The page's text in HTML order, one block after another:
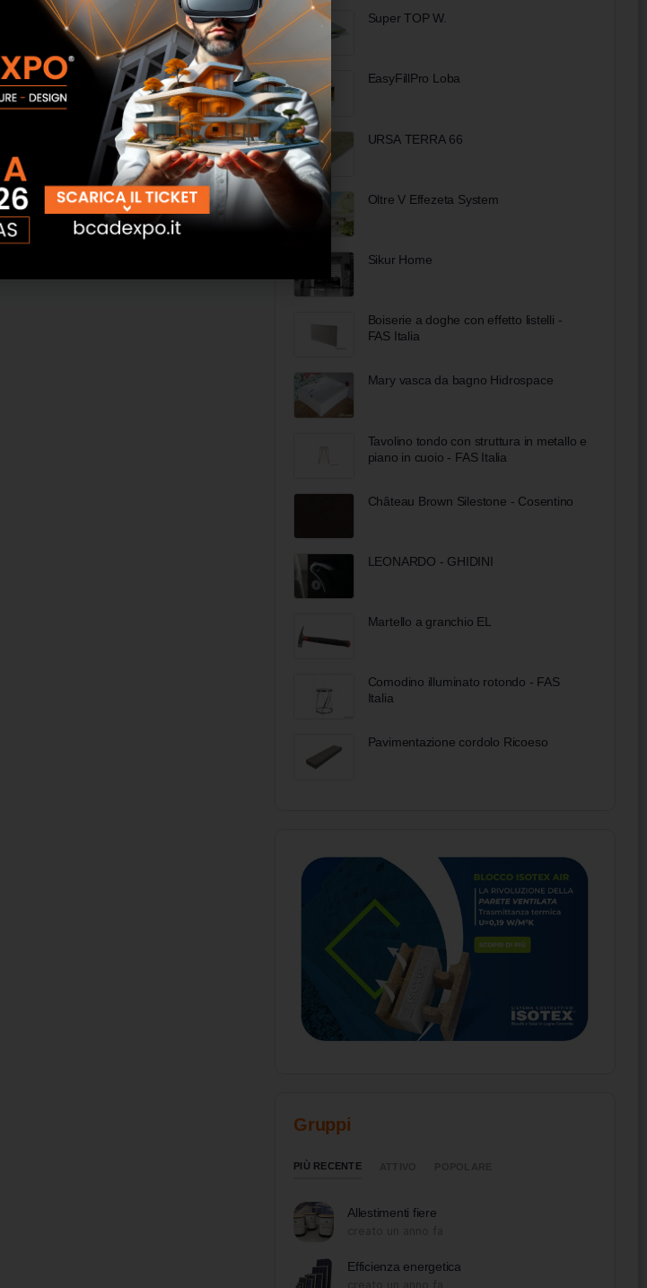
Super TOP W.
EasyFillPro Loba
URSA TERRA 66
Oltre V Effezeta System
Sikur Home
Boiserie a doghe con effetto listelli -
FAS Italia
Mary vasca da bagno Hidrospace
Tavolino tondo con struttura in metallo e
piano in cuoio - FAS Italia
Château Brown Silestone - Cosentino
LEONARDO - GHIDINI
Martello a granchio EL
Comodino illuminato rotondo - FAS
Italia
Pavimentazione cordolo Ricoeso
Gruppi
PIÙ RECENTE
Allestimenti fiere
Efficienza energetica